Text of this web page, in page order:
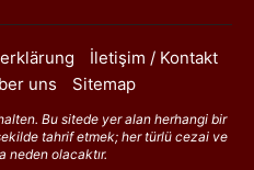
İletişim / Kontakt
uns
Sitemap
Bu sitede yer alan herhangi bir
tahrif etmek; her türlü cezai ve
neden olacaktır.